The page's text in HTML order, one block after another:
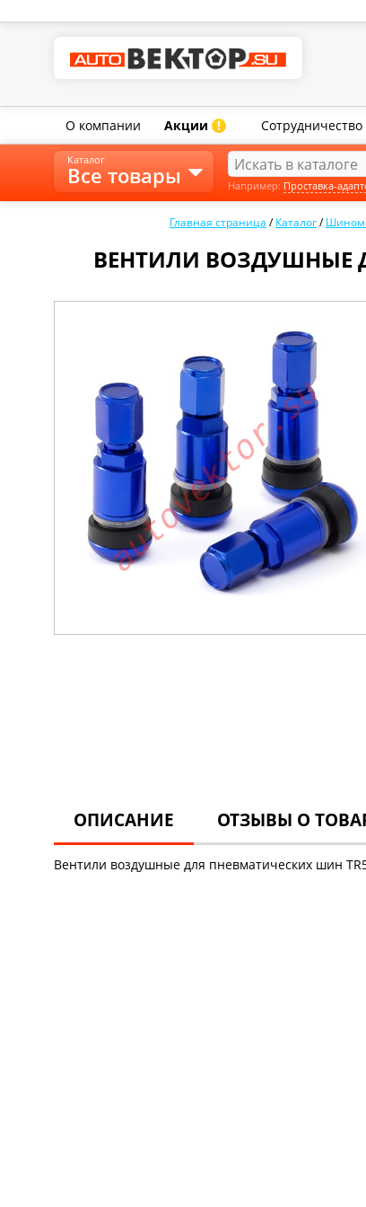
О компании Акции ! Сотрудничество
Главная страница /Каталог/
ВЕНТИЛИ ВОЗДУШНЫЕ
ОПИСАНИЕ ОТЗЫВЫ О
Вентили воздушные для пневматических шин
Каталог
Все товары Например: Проставка-